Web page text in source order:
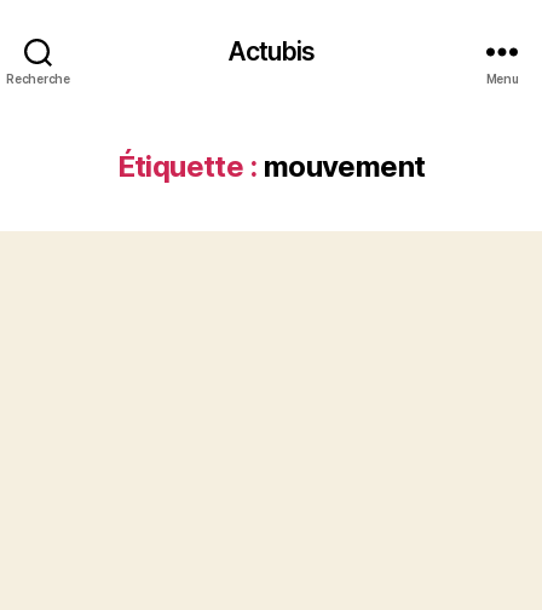
Recherche
Actubis
Menu
Étiquette : mouvement